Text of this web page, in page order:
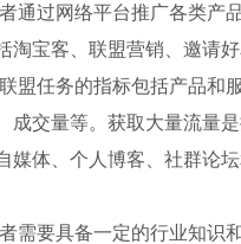
通过网络平台推广各类产
淘宝客、联盟营销、邀请
盟任务的指标包括产品和
成交量等。获取大量流量
媒体、个人博客、社群论坛
需要具备一定的行业知识